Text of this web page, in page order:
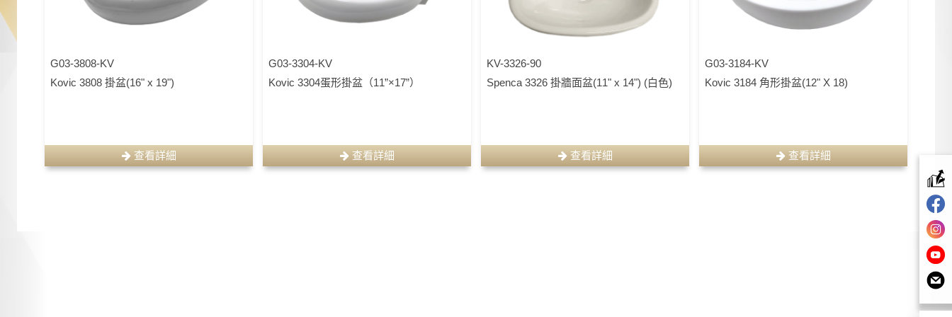
G03-3808-KV
Kovic 3808 掛盆(16" x 19")
查看詳細
G03-3304-KV
Kovic 3304蛋形掛盆（11”×17”）
查看詳細
KV-3326-90
Spenca 3326 掛牆面盆(11" x 14") (白色)
查看詳細
G03-3184-KV
Kovic 3184 角形掛盆(12" X 18)
查看詳細